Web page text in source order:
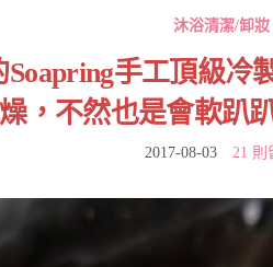
沐浴清潔/卸妝
手工頂級冷
，不然也是會軟趴
2017-08-03 21 則